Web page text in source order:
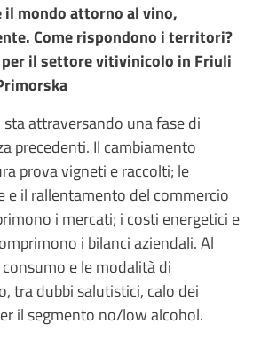
il mondo attorno al vino,
Come rispondono i territori?
il settore vitivinicolo in Friuli
attraversando una fase di
precedenti. Il cambiamento
prova vigneti e raccolti; le
e il rallentamento del commercio
i mercati; i costi energetici e
i bilanci aziendali. Al
e le modalità di
tra dubbi salutistici, calo dei
il segmento no/low alcohol.